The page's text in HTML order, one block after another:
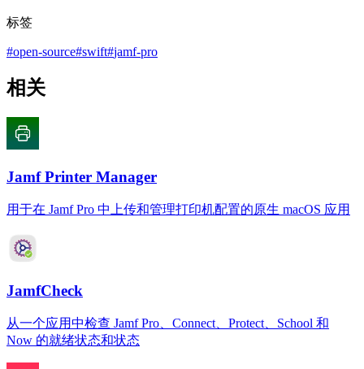
标签
#open-source#swift#jamf-pro
相关
Jamf Printer Manager
用于在 Jamf Pro 中上传和管理打印机配置的原生 macOS 应用
JamfCheck
从一个应用中检查 Jamf Pro、Connect、Protect、School 和
Now 的就绪状态和状态